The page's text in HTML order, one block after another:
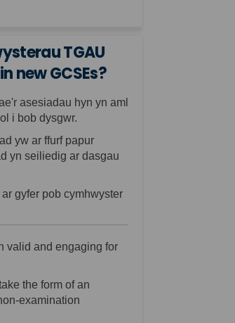
TGAU
new GCSEs?
asesiadau hyn yn aml
i bob dysgwr.
yw ar ffurf papur
yn seiliedig ar dasgau
ar gyfer pob cymhwyster
valid and engaging for
the form of an
examination